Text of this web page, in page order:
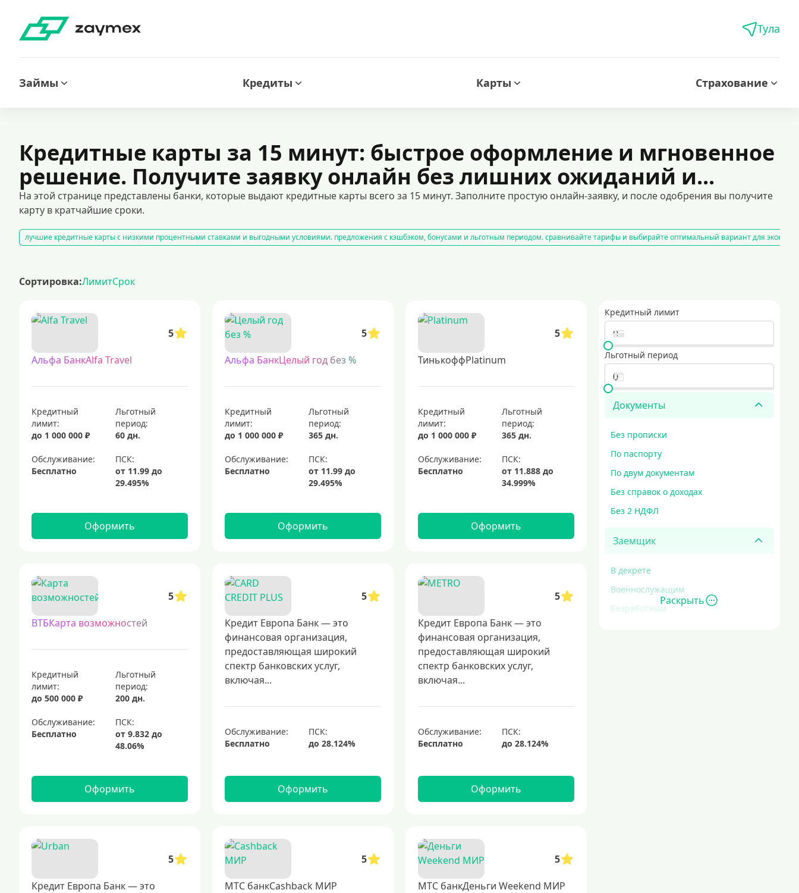
Тула
Займы Кредиты Карты Страхование
Кредитные карты за 15 минут: быстрое оформление и мгновенное
решение. Получите заявку онлайн без лишних ожиданий и...
На этой странице представлены банки, которые выдают кредитные карты всего за 15 минут. Заполните простую онлайн-заявку, и после одобрения вы получите
карту в кратчайшие сроки.
лучшие кредитные карты с низкими процентными ставками и выгодными условиями. предложения с кэшбэком, бонусами и льготным периодом. сравнивайте тарифы и выбирайте оптимальный вариант для
кредитные карты с льготным периодом
кредитные карты для людей с испорченной кредитной историей
кредитные карты, доступные для каждого, предлагаются многими банками. такие продукты часто имеют упрощенные условия оформления и минимальные требования к заемщикам. они подходят для тех, кто
кредитные карты с доставкой на дом: удобство и экономия времени. заказывайте онлайн, получайте пластик прямо к вам. быстрое оформление, выгодные условия и безопасная доставка. идеальный выбор для тех,
топовые кредитные карты с выгодными условиями
кредитные карты: выберите подходящий вариант
платежные карты visa для кредитных средств элитные кредитные карты кредитные карты для совершения покупок
кредитные карты мир
Сортировка:ЛимитСрок
Кредитный лимит
Льготный период
Документы
Без прописки
По паспорту
По двум документам
Без справок о доходах
Без 2 НДФЛ
Заемщик
В декрете
Военнослужащим
Безработным
Раскрыть
5
Альфа БанкAlfa Travel
Кредитный
лимит:
до 1 000 000 ₽
Льготный
период:
60 дн.
Обслуживание:
Бесплатно
Оформить
5
Альфа БанкЦелый год без %
Кредитный
лимит:
до 1 000 000 ₽
Льготный
период:
365 дн.
Обслуживание:
Бесплатно
Оформить
5
ТинькоффPlatinum
Кредитный
лимит:
до 1 000 000 ₽
Льготный
период:
365 дн.
Обслуживание:
Бесплатно
Оформить
5
ВТБКарта возможностей
Кредитный
лимит:
до 500 000 ₽
Льготный
период:
200 дн.
Обслуживание:
Бесплатно
Оформить
5
Кредит Европа Банк — это
финансовая организация,
предоставляющая широкий
спектр банковских услуг,
включая...
Обслуживание:
Бесплатно
Оформить
5
Кредит Европа Банк — это
финансовая организация,
предоставляющая широкий
спектр банковских услуг,
включая...
Обслуживание:
Бесплатно
Оформить
5
Кредит Европа Банк — это
5
МТС банкCashback МИР
5
МТС банкДеньги Weekend МИР